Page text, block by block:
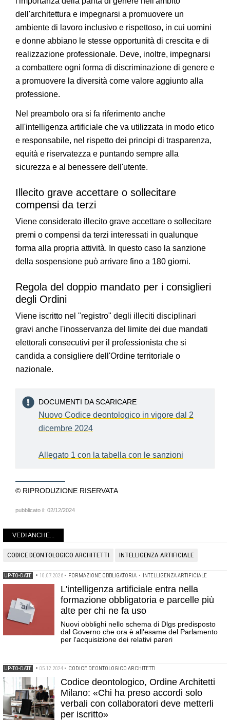
dell'architettura e impegnarsi a promuovere un
ambiente di lavoro inclusivo e rispettoso, in cui uomini
e donne abbiano le stesse opportunità di crescita e di
realizzazione professionale. Deve, inoltre, impegnarsi
a combattere ogni forma di discriminazione di genere e
a promuovere la diversità come valore aggiunto alla
professione.
Nel preambolo ora si fa riferimento anche
all'intelligenza artificiale che va utilizzata in modo etico
e responsabile, nel rispetto dei principi di trasparenza,
equità e riservatezza e puntando sempre alla
sicurezza e al benessere dell'utente.
Illecito grave accettare o sollecitare
compensi da terzi
Viene considerato illecito grave accettare o sollecitare
premi o compensi da terzi interessati in qualunque
forma alla propria attività. In questo caso la sanzione
della sospensione può arrivare fino a 180 giorni.
Regola del doppio mandato per i consiglieri
degli Ordini
Viene iscritto nel "registro" degli illeciti disciplinari
gravi anche l'inosservanza del limite dei due mandati
elettorali consecutivi per il professionista che si
candida a consigliere dell'Ordine territoriale o
nazionale.
DOCUMENTI DA SCARICARE
Nuovo Codice deontologico in vigore dal 2
dicembre 2024
Allegato 1 con la tabella con le sanzioni
© RIPRODUZIONE RISERVATA
pubblicato il: 02/12/2024
VEDI ANCHE...
CODICE DEONTOLOGICO ARCHITETTI INTELLIGENZA ARTIFICIALE
UP-TO-DATE • 10.07.2026 • FORMAZIONE OBBLIGATORIA • INTELLIGENZA ARTIFICIALE
L'intelligenza artificiale entra nella
formazione obbligatoria e parcelle più
alte per chi ne fa uso
Nuovi obblighi nello schema di Dlgs predisposto
dal Governo che ora è all'esame del Parlamento
per l'acquisizione dei relativi pareri
UP-TO-DATE • 05.12.2024 • CODICE DEONTOLOGICO ARCHITETTI
Codice deontologico, Ordine Architetti
Milano: «Chi ha preso accordi solo
verbali con collaboratori deve metterli
per iscritto»